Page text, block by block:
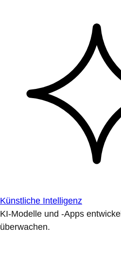
Künstliche Intelligenz
KI-Modelle und -Apps
überwachen.